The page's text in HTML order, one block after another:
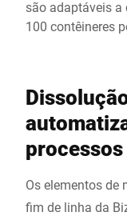
são adaptáveis a
100 contêineres
Os elementos de
fim de linha da